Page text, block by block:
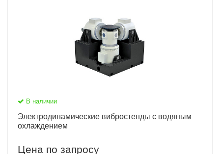
В наличии
Электродинамические вибростенды с водяным
охлаждением
Цена по запросу